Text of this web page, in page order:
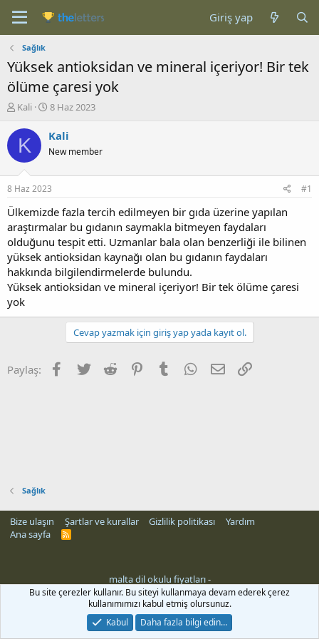
Giriş yap
Sağlık
Yüksek antioksidan ve mineral içeriyor! Bir tek
ölüme çaresi yok
K
n
b
u
u
b
a
l
a
t
a
n
Kali
B
ş
a
g
ı
ç
a
r
i
h
i
8 Haz 2023
K Kali
New member
8 Haz 2023 #1
Ülkemizde fazla tercih edilmeyen bir gıda üzerine yapılan
araştırmalar bu gıdanın saymakla bitmeyen faydaları
olduğunu tespit etti. Uzmanlar bala olan benzerliği ile bilinen
yüksek antioksidan kaynağı olan bu gıdanın faydaları
hakkında bilgilendirmelerde bulundu.
Yüksek antioksidan ve mineral içeriyor! Bir tek ölüme çaresi
yok
Cevap yazmak için giriş yap yada kayıt ol.
Paylaş: Facebook
Twitter Reddit PinterestTumblr WhatsApp
E-posta
Sağlık
Bize ulaşın Şartlar ve kurallar Gizlilik politikası
Yardım
Ana sayfa
R
malta dil okulu fiyatları-
Bu site çerezler kullanır. Bu siteyi kullanmaya devam ederek çerez
kullanımımızı kabul etmiş olursunuz.
Kabul
Daha fazla bilgi edin…